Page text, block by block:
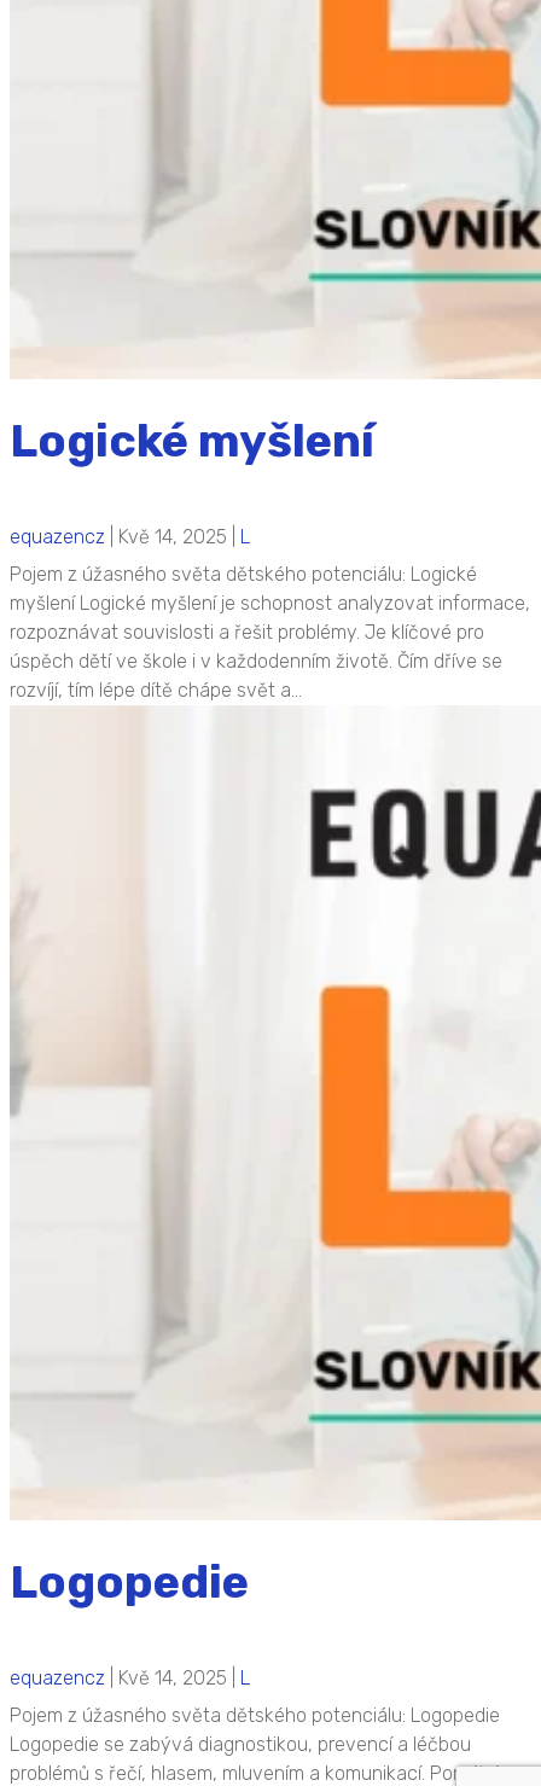
Logické myšlení
equazencz Kvě 14, 2025
L
Pojem z úžasného světa dětského potenciálu: Logické
myšlení Logické myšlení je schopnost analyzovat informace,
rozpoznávat souvislosti a řešit problémy. Je klíčové pro
úspěch dětí ve škole i v každodenním životě. Čím dříve se
rozvíjí, tím lépe dítě chápe svět a...
Logopedie
equazencz Kvě 14, 2025
L
Pojem z úžasného světa dětského potenciálu: Logopedie
Logopedie se zabývá diagnostikou, prevencí a léčbou
problémů s řečí, hlasem, mluvením a komunikací. Pomáhá